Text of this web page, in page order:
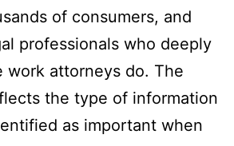
of consumers, and
professionals who deeply
work attorneys do. The
the type of information
as important when